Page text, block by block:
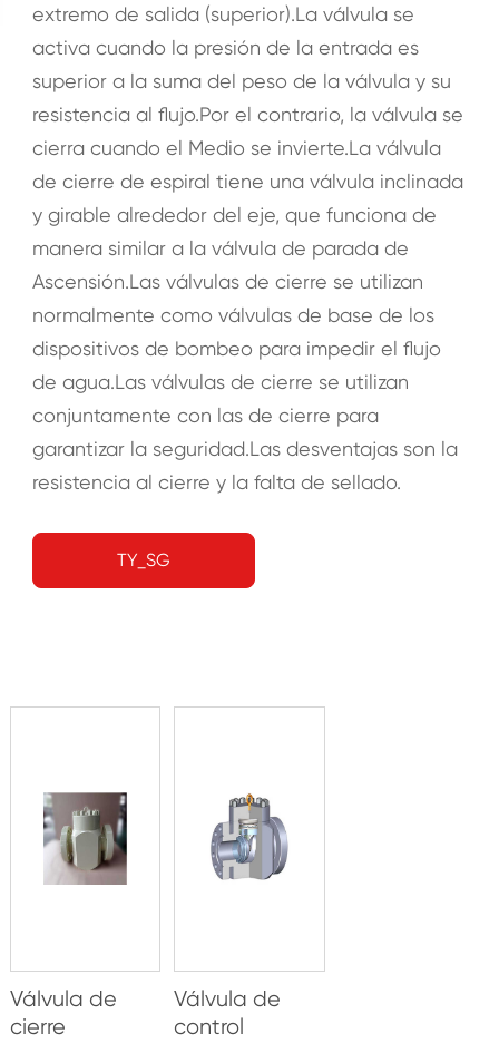
extremo de salida (superior).La válvula se
activa cuando la presión de la entrada es
superior a la suma del peso de la válvula y su
resistencia al flujo.Por el contrario, la válvula se
cierra cuando el Medio se invierte.La válvula
de cierre de espiral tiene una válvula inclinada
y girable alrededor del eje, que funciona de
manera similar a la válvula de parada de
Ascensión.Las válvulas de cierre se utilizan
normalmente como válvulas de base de los
dispositivos de bombeo para impedir el flujo
de agua.Las válvulas de cierre se utilizan
conjuntamente con las de cierre para
garantizar la seguridad.Las desventajas son la
resistencia al cierre y la falta de sellado.
TY_SG
Válvula de
cierre
Válvula de
control